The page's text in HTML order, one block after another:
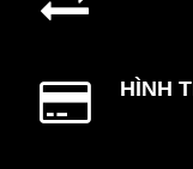
HÌNH